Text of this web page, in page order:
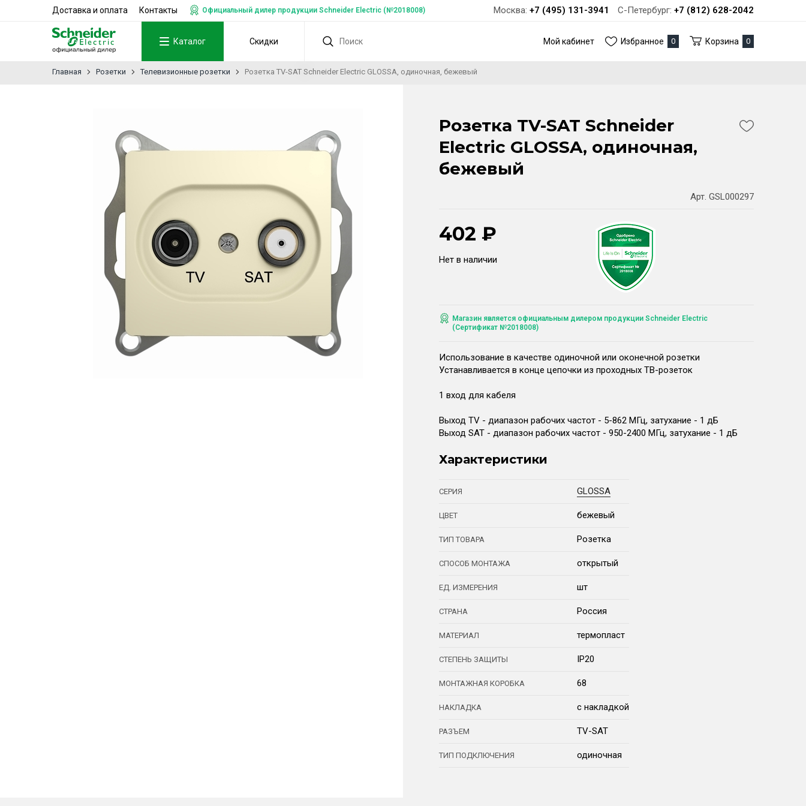
Доставка и оплата Контакты Официальный дилер продукции Schneider Electric (№2018008) Москва: +7 (495) 131-3941 С-Петербург: +7 (812) 628-2042
Каталог Скидки Мой кабинет Избранное 0 Корзина 0
Главная Розетки Телевизионные розетки Розетка TV-SAT Schneider Electric GLOSSA, одиночная, бежевый
Розетка TV-SAT Schneider
Electric GLOSSA, одиночная,
бежевый
Арт. GSL000297
402 ₽
Нет в наличии
Магазин является официальным дилером продукции Schneider Electric
(Сертификат №2018008)
Использование в качестве одиночной или оконечной розетки
Устанавливается в конце цепочки из проходных ТВ-розеток
1 вход для кабеля
Выход TV - диапазон рабочих частот - 5-862 МГц, затухание - 1 дБ
Выход SAT - диапазон рабочих частот - 950-2400 МГц, затухание - 1 дБ
Характеристики
СЕРИЯ GLOSSA
ЦВЕТ бежевый
ТИП ТОВАРА Розетка
СПОСОБ МОНТАЖА открытый
ЕД. ИЗМЕРЕНИЯ шт
СТРАНА Россия
МАТЕРИАЛ термопласт
СТЕПЕНЬ ЗАЩИТЫ IP20
МОНТАЖНАЯ КОРОБКА 68
НАКЛАДКА с накладкой
РАЗЪЕМ TV-SAT
ТИП ПОДКЛЮЧЕНИЯ одиночная